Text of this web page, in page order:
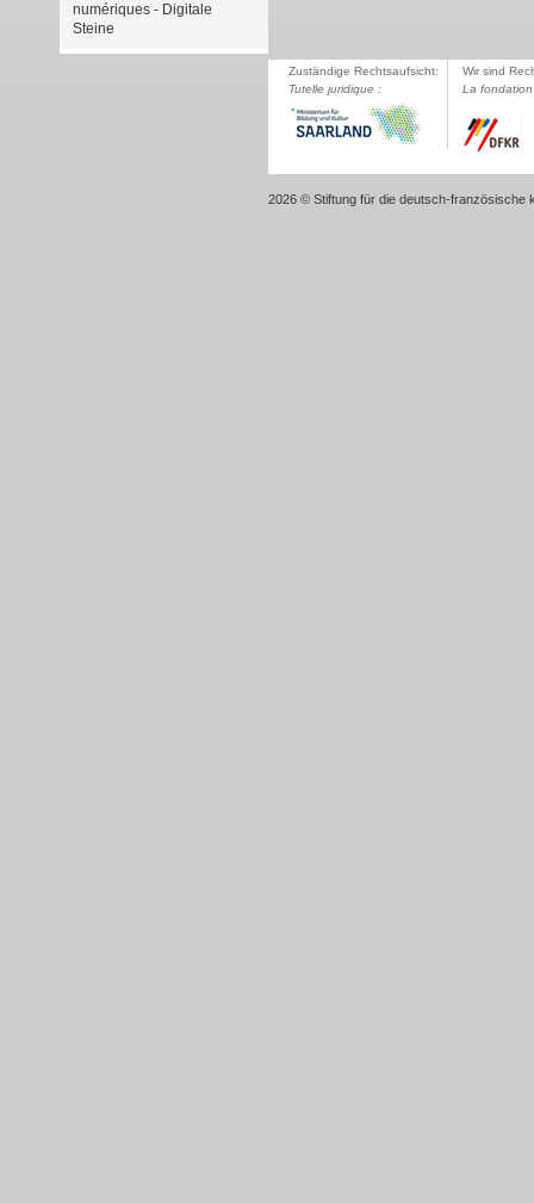
numériques - Digitale
Steine
Zuständige Rechtsaufsicht:
Tutelle juridique :
Wir sind
La
2026 © Stiftung für die deutsch-französische